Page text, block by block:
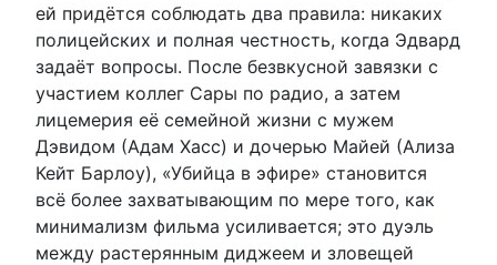
ей придётся соблюдать два правила: никаких
полицейских и полная честность, когда Эдвард
задаёт вопросы. После безвкусной завязки с
участием коллег Сары по радио, а затем
лицемерия её семейной жизни с мужем
Дэвидом (Адам Хасс) и дочерью Майей (Ализа
Кейт Барлоу), «Убийца в эфире» становится
всё более захватывающим по мере того, как
минимализм фильма усиливается; это дуэль
между растерянным диджеем и зловещей